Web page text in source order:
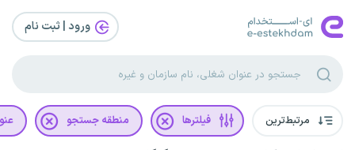
ورود | ثبت‌ نام
مرتبط‌ترین فیلترها منطقه جستجو